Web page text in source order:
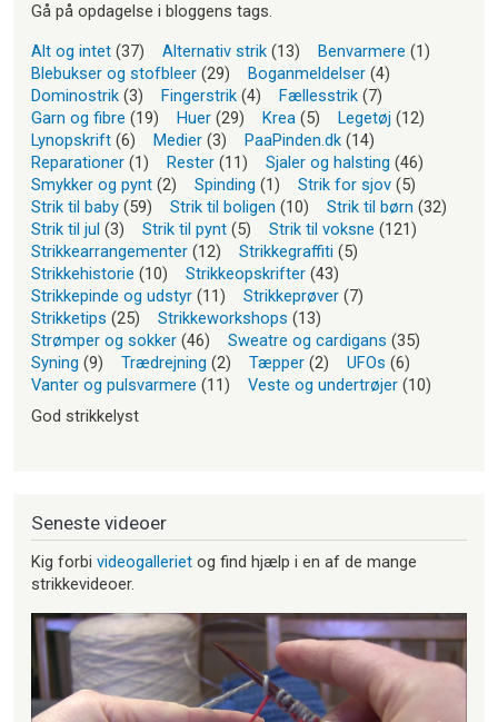
Gå på opdagelse i bloggens tags.
Alt og intet (37) Alternativ strik (13) Benvarmere (1)
Blebukser og stofbleer (29) Boganmeldelser (4)
Dominostrik (3) Fingerstrik (4) Fællesstrik (7)
Garn og fibre (19) Huer (29) Krea (5) Legetøj (12)
Lynopskrift (6) Medier (3) PaaPinden.dk (14)
Reparationer (1) Rester (11) Sjaler og halsting (46)
Smykker og pynt (2) Spinding (1) Strik for sjov (5)
Strik til baby (59) Strik til boligen (10) Strik til børn (32)
Strik til jul (3) Strik til pynt (5) Strik til voksne (121)
Strikkearrangementer (12) Strikkegraffiti (5)
Strikkehistorie (10) Strikkeopskrifter (43)
Strikkepinde og udstyr (11) Strikkeprøver (7)
Strikketips (25) Strikkeworkshops (13)
Strømper og sokker (46) Sweatre og cardigans (35)
Syning (9) Trædrejning (2) Tæpper (2) UFOs (6)
Vanter og pulsvarmere (11) Veste og undertrøjer (10)
God strikkelyst
Seneste videoer
Kig forbi videogalleriet og find hjælp i en af de mange
strikkevideoer.